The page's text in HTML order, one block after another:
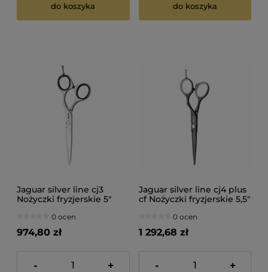
do koszyka do koszyka
Jaguar silver line cj3
Nożyczki fryzjerskie 5"
0 ocen
974,80 zł
- +
Jaguar silver line cj4 plus
cf Nożyczki fryzjerskie 5,5"
0 ocen
1 292,68 zł
- +